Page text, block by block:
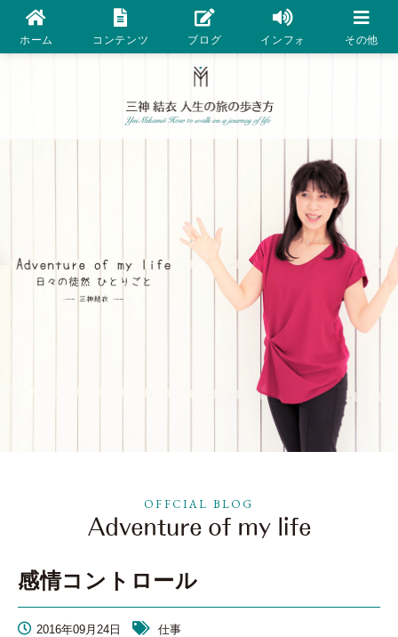
ホーム コンテンツ ブログ インフォ その他
OFFCIAL BLOG
感情コントロール
2016年09月24日 仕事